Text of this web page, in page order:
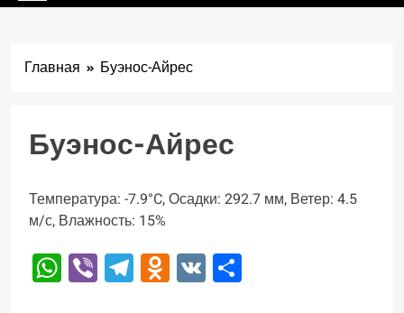
Главная Буэнос-Айрес
Буэнос-Айрес
Температура: -7.9°C, Осадки: 292.7 мм, Ветер: 4.5
м/с, Влажность: 15%
WhatsApp
ViberTelegram
Odnoklassniki
VK